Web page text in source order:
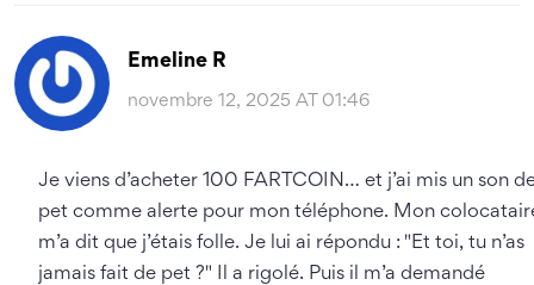
Emeline R
novembre 12, 2025 AT 01:46
Je viens d’acheter 100 FARTCOIN… et j’ai mis un son
pet comme alerte pour mon téléphone. Mon
m’a dit que j’étais folle. Je lui ai répondu : "Et toi, tu n’as
jamais fait de pet ?" Il a rigolé. Puis il m’a demandé